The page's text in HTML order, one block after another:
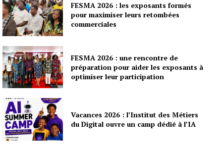
FESMA 2026 : les exposants formés
pour maximiser leurs retombées
commerciales
FESMA 2026 : une rencontre de
préparation pour aider les exposants à
optimiser leur participation
Vacances 2026 : l’Institut des Métiers
du Digital ouvre un camp dédié à l’IA